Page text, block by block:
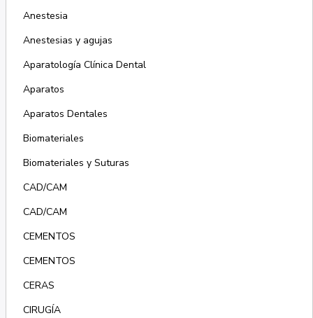
Anestesia
Anestesias y agujas
Aparatología Clínica Dental
Aparatos
Aparatos Dentales
Biomateriales
Biomateriales y Suturas
CAD/CAM
CAD/CAM
CEMENTOS
CEMENTOS
CERAS
CIRUGÍA